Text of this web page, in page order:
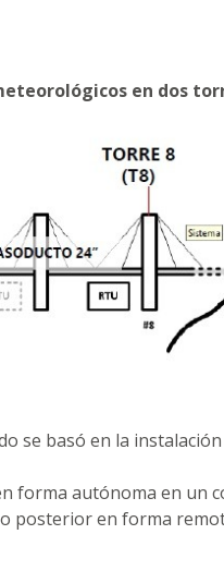
en dos
se basó en la
forma autónoma en un
posterior en forma